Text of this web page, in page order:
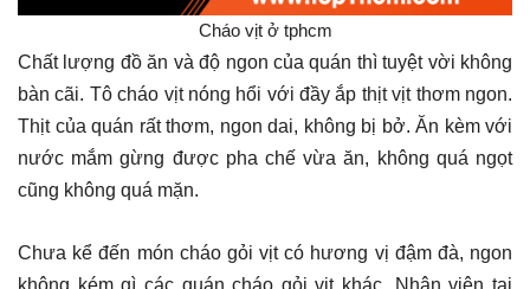
Cháo vịt ở tphcm
Chất lượng đồ ăn và độ ngon của quán thì tuyệt vời không
bàn cãi. Tô cháo vịt nóng hổi với đầy ắp thịt vịt thơm ngon.
Thịt của quán rất thơm, ngon dai, không bị bở. Ăn kèm với
nước mắm gừng được pha chế vừa ăn, không quá ngọt
cũng không quá mặn.
Chưa kể đến món cháo gỏi vịt có hương vị đậm đà, ngon